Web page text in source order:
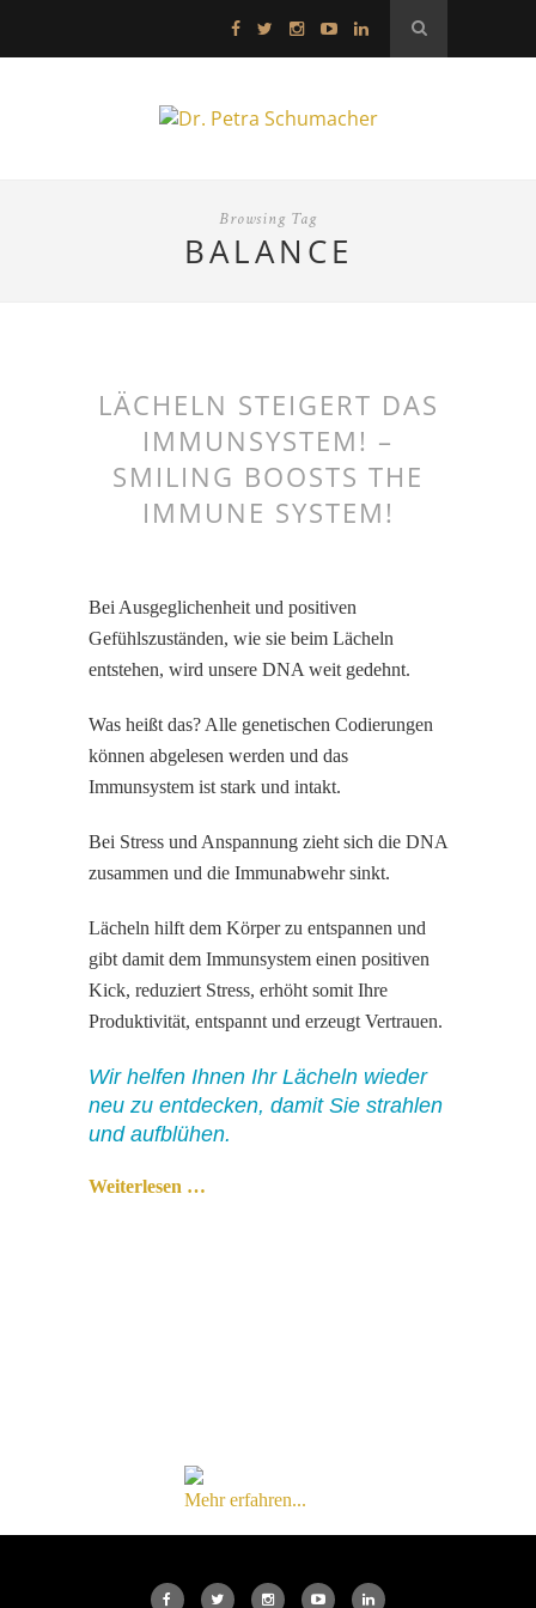
Browsing Tag
BALANCE
LÄCHELN STEIGERT DAS
IMMUNSYSTEM! –
SMILING BOOSTS THE
IMMUNE SYSTEM!
Bei Ausgeglichenheit und positiven
Gefühlszuständen, wie sie beim Lächeln
entstehen, wird unsere DNA weit gedehnt.
Was heißt das? Alle genetischen Codierungen
können abgelesen werden und das
Immunsystem ist stark und intakt.
Bei Stress und Anspannung zieht sich die DNA
zusammen und die Immunabwehr sinkt.
Lächeln hilft dem Körper zu entspannen und
gibt damit dem Immunsystem einen positiven
Kick, reduziert Stress, erhöht somit Ihre
Produktivität, entspannt und erzeugt Vertrauen.
Wir helfen Ihnen Ihr Lächeln wieder
neu zu entdecken, damit Sie strahlen
und aufblühen.
Weiterlesen …
Mehr erfahren...